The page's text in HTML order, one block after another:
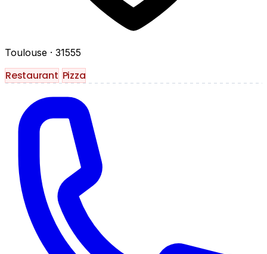
Toulouse · 31555
Restaurant Pizza